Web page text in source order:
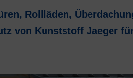
Rollläden,
von Kunststoff Jaeger